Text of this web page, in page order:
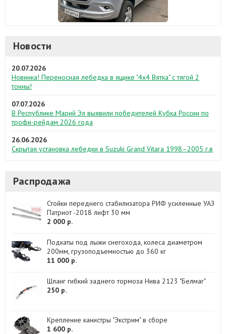
Новости
20.07.2026
Новинка! Переносная лебедка в ящике "4х4 Вятка" с тягой 2
тонны!
07.07.2026
В Республике Марий Эл выявили победителей Кубка России по
трофи-рейдам 2026 года
26.06.2026
Скрытая установка лебедки в Suzuki Grand Vitara 1998–2005 г.в
Распродажа
Стойки переднего стабилизатора РИФ усиленные УАЗ
Патриот -2018 лифт 30 мм
2 000 р.
Подкаты под лыжи снегохода, колеса диаметром
200мм, грузоподъемностью до 360 кг
11 000 р.
Шланг гибкий заднего тормоза Нива 2123 "Белмаг"
250 р.
Крепление канистры "Экстрим" в сборе
1 600 р.